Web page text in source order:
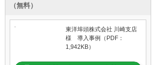
（無料）
東洋埠頭株式会社 川崎支店
様 導入事例（PDF：
1,942KB）